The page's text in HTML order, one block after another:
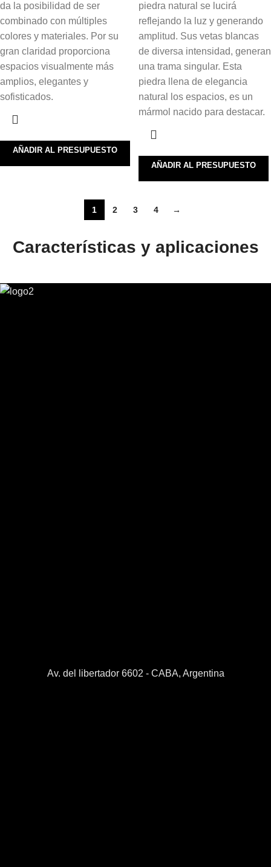
da la posibilidad de ser
combinado con múltiples
colores y materiales. Por su
gran claridad proporciona
espacios visualmente más
amplios, elegantes y
sofisticados.
AÑADIR AL PRESUPUESTO
piedra natural se lucirá
reflejando la luz y generando
amplitud. Sus vetas blancas
de diversa intensidad, generan
una trama singular. Esta
piedra llena de elegancia
natural los espacios, es un
mármol nacido para destacar.
AÑADIR AL PRESUPUESTO
1 2 3 4 →
Características y aplicaciones
Av. del libertador 6602 - CABA, Argentina